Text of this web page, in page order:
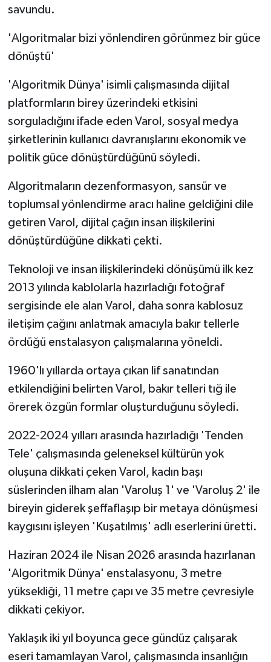
savundu.
'Algoritmalar bizi yönlendiren görünmez bir güce
dönüştü'
'Algoritmik Dünya' isimli çalışmasında dijital
platformların birey üzerindeki etkisini
sorguladığını ifade eden Varol, sosyal medya
şirketlerinin kullanıcı davranışlarını ekonomik ve
politik güce dönüştürdüğünü söyledi.
Algoritmaların dezenformasyon, sansür ve
toplumsal yönlendirme aracı haline geldiğini dile
getiren Varol, dijital çağın insan ilişkilerini
dönüştürdüğüne dikkati çekti.
Teknoloji ve insan ilişkilerindeki dönüşümü ilk kez
2013 yılında kablolarla hazırladığı fotoğraf
sergisinde ele alan Varol, daha sonra kablosuz
iletişim çağını anlatmak amacıyla bakır tellerle
ördüğü enstalasyon çalışmalarına yöneldi.
1960'lı yıllarda ortaya çıkan lif sanatından
etkilendiğini belirten Varol, bakır telleri tığ ile
örerek özgün formlar oluşturduğunu söyledi.
2022-2024 yılları arasında hazırladığı 'Tenden
Tele' çalışmasında geleneksel kültürün yok
oluşuna dikkati çeken Varol, kadın başı
süslerinden ilham alan 'Varoluş 1' ve 'Varoluş 2' ile
bireyin giderek şeffaflaşıp bir metaya dönüşmesi
kaygısını işleyen 'Kuşatılmış' adlı eserlerini üretti.
Haziran 2024 ile Nisan 2026 arasında hazırlanan
'Algoritmik Dünya' enstalasyonu, 3 metre
yüksekliği, 11 metre çapı ve 35 metre çevresiyle
dikkati çekiyor.
Yaklaşık iki yıl boyunca gece gündüz çalışarak
eseri tamamlayan Varol, çalışmasında insanlığın